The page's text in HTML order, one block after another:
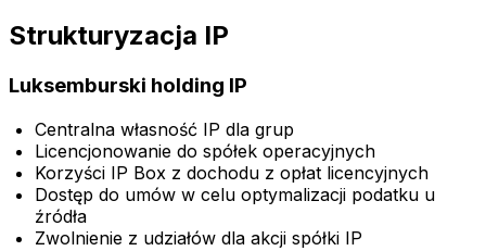
Strukturyzacja IP
Luksemburski holding IP
Centralna własność IP dla grup
Licencjonowanie do spółek operacyjnych
Korzyści IP Box z dochodu z opłat licencyjnych
Dostęp do umów w celu optymalizacji podatku u
źródła
Zwolnienie z udziałów dla akcji spółki IP